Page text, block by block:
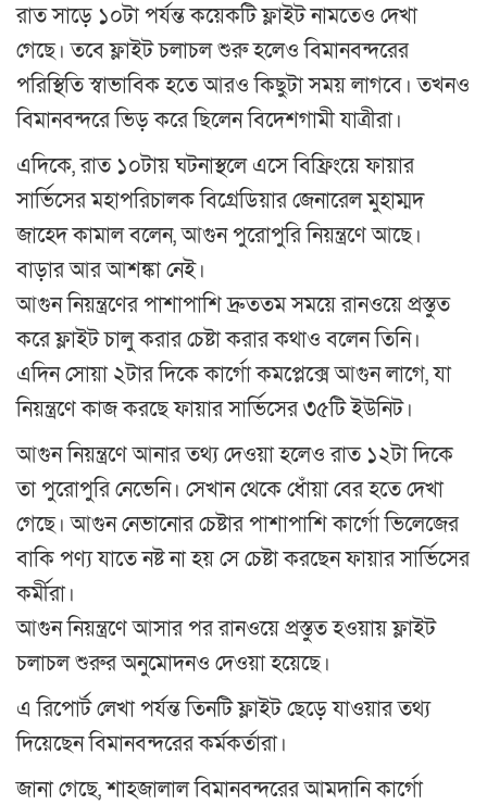
রাত সাড়ে ১০টা পর্যন্ত কয়েকটি ফ্লাইট নামতেও দেখা
গেছে। তবে ফ্লাইট চলাচল শুরু হলেও বিমানবন্দরের
পরিস্থিতি স্বাভাবিক হতে আরও কিছুটা সময় লাগবে। তখনও
বিমানবন্দরে ভিড় করে ছিলেন বিদেশগামী যাত্রীরা।
এদিকে, রাত ১০টায় ঘটনাস্থলে এসে বিফ্রিংয়ে ফায়ার
সার্ভিসের মহাপরিচালক বিগ্রেডিয়ার জেনারেল মুহাম্মদ
জাহেদ কামাল বলেন, আগুন পুরোপুরি নিয়ন্ত্রণে আছে।
বাড়ার আর আশঙ্কা নেই।
আগুন নিয়ন্ত্রণের পাশাপাশি দ্রুততম সময়ে রানওয়ে প্রস্তুত
করে ফ্লাইট চালু করার চেষ্টা করার কথাও বলেন তিনি।
এদিন সোয়া ২টার দিকে কার্গো কমপ্লেক্সে আগুন লাগে, যা
নিয়ন্ত্রণে কাজ করছে ফায়ার সার্ভিসের ৩৫টি ইউনিট।
আগুন নিয়ন্ত্রণে আনার তথ্য দেওয়া হলেও রাত ১২টা দিকে
তা পুরোপুরি নেভেনি। সেখান থেকে ধোঁয়া বের হতে দেখা
গেছে। আগুন নেভানোর চেষ্টার পাশাপাশি কার্গো ভিলেজের
বাকি পণ্য যাতে নষ্ট না হয় সে চেষ্টা করছেন ফায়ার সার্ভিসের
কর্মীরা।
আগুন নিয়ন্ত্রণে আসার পর রানওয়ে প্রস্তুত হওয়ায় ফ্লাইট
চলাচল শুরুর অনুমোদনও দেওয়া হয়েছে।
এ রিপোর্ট লেখা পর্যন্ত তিনটি ফ্লাইট ছেড়ে যাওয়ার তথ্য
দিয়েছেন বিমানবন্দরের কর্মকর্তারা।
জানা গেছে, শাহজালাল বিমানবন্দরের আমদানি কার্গো